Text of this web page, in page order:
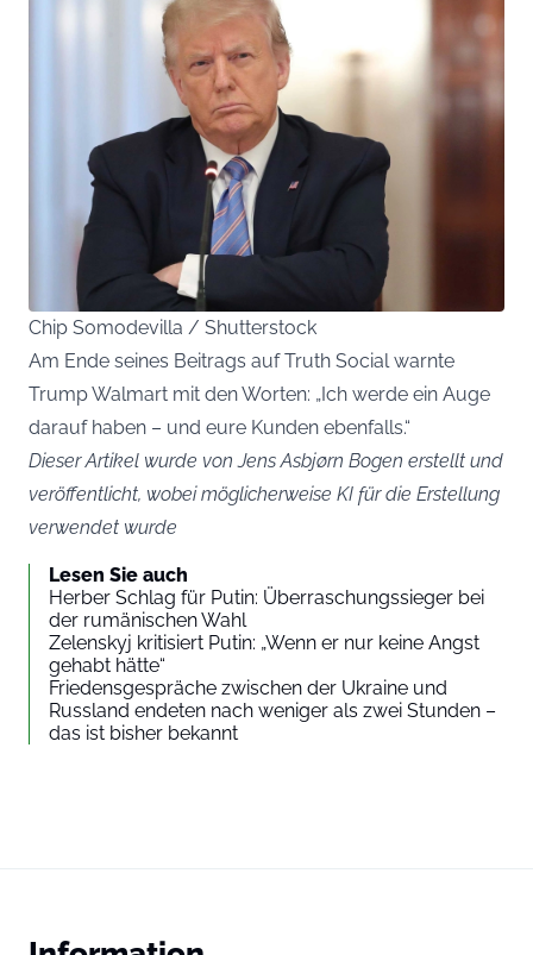
Chip Somodevilla / Shutterstock
Am Ende seines Beitrags auf Truth Social warnte
Trump Walmart mit den Worten: „Ich werde ein Auge
darauf haben – und eure Kunden ebenfalls.“
Dieser Artikel wurde von Jens Asbjørn Bogen erstellt und
veröffentlicht, wobei möglicherweise KI für die Erstellung
verwendet wurde
Lesen Sie auch
Herber Schlag für Putin: Überraschungssieger bei
der rumänischen Wahl
Zelenskyj kritisiert Putin: „Wenn er nur keine Angst
gehabt hätte“
Friedensgespräche zwischen der Ukraine und
Russland endeten nach weniger als zwei Stunden –
das ist bisher bekannt